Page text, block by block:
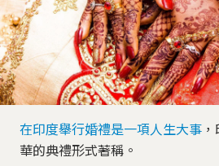
在印度舉行婚禮是一項人生大事
華的典禮形式著稱。